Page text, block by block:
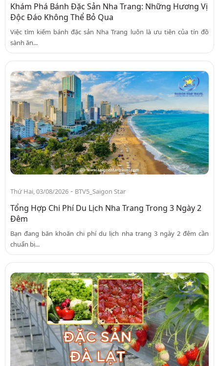
Khám Phá Bánh Đặc Sản Nha Trang: Những Hương Vị
Độc Đáo Không Thể Bỏ Qua
Việc tìm kiếm bánh đặc sản Nha Trang luôn là ưu tiên của tín đồ
sành ăn...
Thứ Hai, 03/08/2026 - BTV5_Saigon Star
Tổng Hợp Chi Phí Du Lịch Nha Trang Trong 3 Ngày 2
Đêm
Bạn đang băn khoăn chi phí du lịch nha trang 3 ngày 2 đêm cần
chuẩn bị...